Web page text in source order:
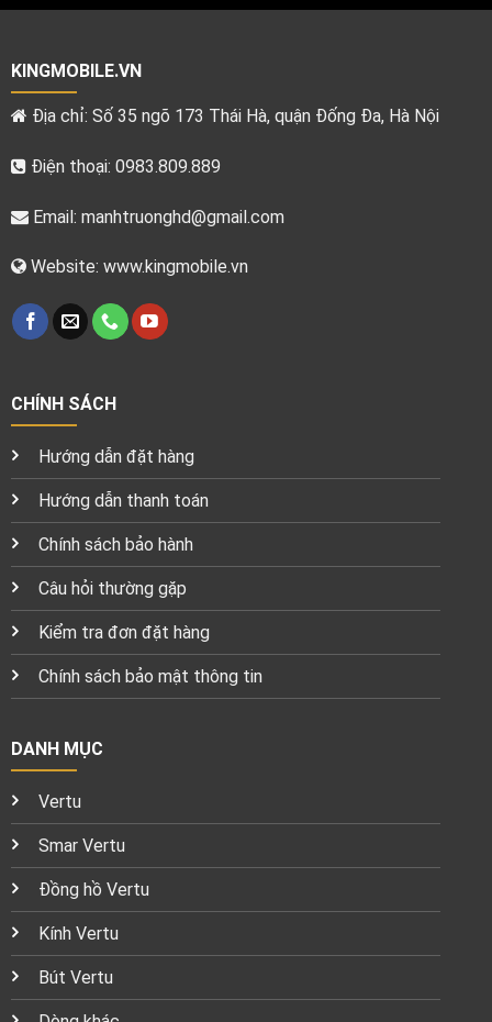
KINGMOBILE.VN
Địa chỉ: Số 35 ngõ 173 Thái Hà, quận Đống Đa, Hà Nội
Điện thoại: 0983.809.889
Email: manhtruonghd@gmail.com
Website: www.kingmobile.vn
CHÍNH SÁCH
Hướng dẫn đặt hàng
Hướng dẫn thanh toán
Chính sách bảo hành
Câu hỏi thường gặp
Kiểm tra đơn đặt hàng
Chính sách bảo mật thông tin
DANH MỤC
Vertu
Smar Vertu
Đồng hồ Vertu
Kính Vertu
Bút Vertu